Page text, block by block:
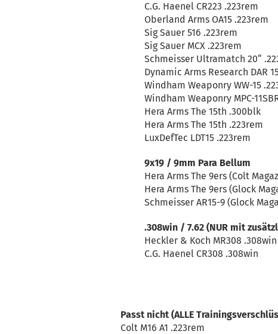
C.G. Haenel CR223 .223rem
Oberland Arms OA15 .223rem
Sig Sauer 516 .223rem
Sig Sauer MCX .223rem
Schmeisser Ultramatch 20“
Dynamic Arms Research DAR
Windham Weaponry WW-15
Windham Weaponry MPC-
Hera Arms The 15th .300blk
Hera Arms The 15th .223rem
LuxDefTec LDT15 .223rem
9x19 / 9mm Para Bellum
Hera Arms The 9ers (Colt
Hera Arms The 9ers (Glock
Schmeisser AR15-9 (Glock
.308win / 7.62 (NUR mit
Heckler & Koch MR308 .308win
C.G. Haenel CR308 .308win
Passt nicht (ALLE
Colt M16 A1 .223rem